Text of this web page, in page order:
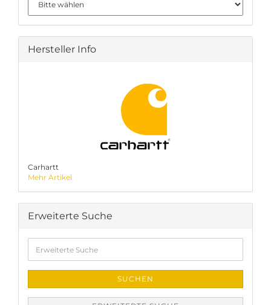
Hersteller Info
Carhartt
Mehr Artikel
Erweiterte Suche
Suche
SUCHEN